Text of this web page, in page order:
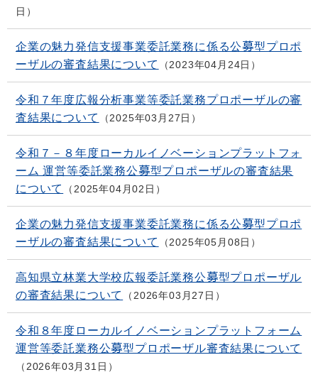
日
企業の魅力発信支援事業委託業務に係る公募型プロポ
ーザルの審査結果について
2023年04月24日
令和７年度広報分析事業等委託業務プロポーザルの審
査結果について
2025年03月27日
令和７－８年度ローカルイノベーションプラットフォ
ーム 運営等委託業務公募型プロポーザルの審査結果
について
2025年04月02日
企業の魅力発信支援事業委託業務に係る公募型プロポ
ーザルの審査結果について
2025年05月08日
高知県立林業大学校広報委託業務公募型プロポーザル
の審査結果について
2026年03月27日
令和８年度ローカルイノベーションプラットフォーム
運営等委託業務公募型プロポーザル審査結果について
2026年03月31日